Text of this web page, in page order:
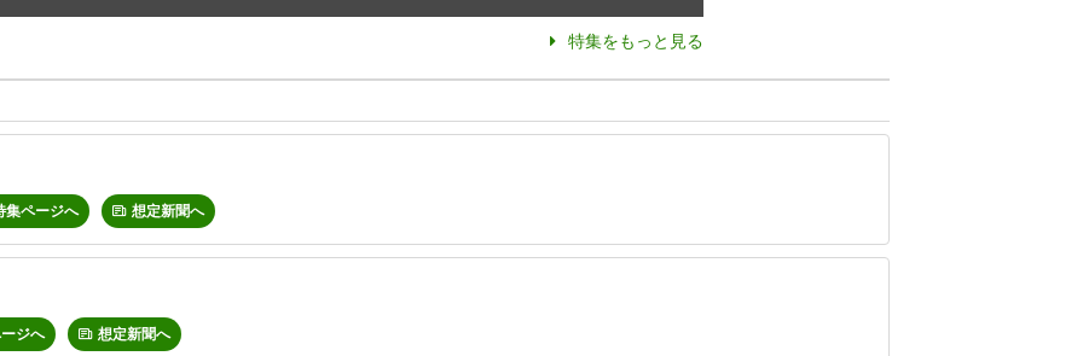
特集をもっと見る
集ページへ 想定新聞へ
ジへ 想定新聞へ